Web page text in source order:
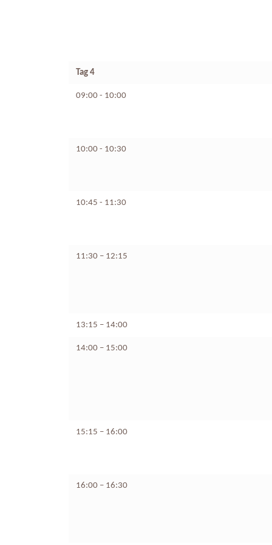
Tag 4
09:00 - 10:00
10:00 - 10:30
10:45 - 11:30
11:30 – 12:15
13:15 – 14:00
14:00 – 15:00
15:15 – 16:00
16:00 – 16:30